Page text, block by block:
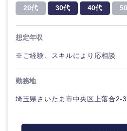
20代 30代 40代
想定年収
※ご経験、スキルにより応相談
勤務地
埼玉県さいたま市中央区上落合